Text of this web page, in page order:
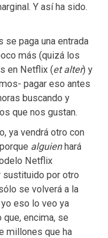
Y así ha sido.
se paga una entrada
más (quizá los
en Netflix (et alter) y
pagar eso antes
buscando y
que nos gustan.
ya vendrá otro con
alguienhará
Netflix
sustituido por otro
se volverá a la
eso lo veo ya
encima, se
millones que ha